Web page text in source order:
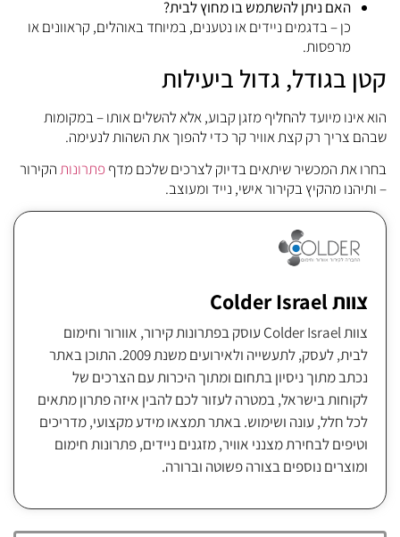
האם ניתןלהשתמשבומחוץלבית?
כן –בדגמים ניידיםאו נטענים,במיוחדבאוהלים,קראווניםאו
מרפסות.
קטן בגודל, גדול ביעילות
הואאינומיועד להחליףמזגןקבוע,אלאלהשליםאותו –במקומות
שבהם צריך רקקצתאווירקר כדי להפוךאתהשהותלנעימה.
בחרואתהמכשירשיתאיםבדיוק לצרכיםשלכםמדף פתרונותהקירור
–ותיהנומהקיץבקירוראישי, נייד ומעוצב.
צוות Colder Israel
צוות Colder Israel עוסק בפתרונות קירור, אוורור וחימום
לבית, לעסק, לתעשייה ולאירועים משנת 2009. התוכן באתר
נכתב מתוך ניסיון בתחום ומתוך היכרות עם הצרכים של
לקוחות בישראל, במטרה לעזור לכם להבין איזה פתרון מתאים
לכל חלל, עונה ושימוש. באתר תמצאו מידע מקצועי, מדריכים
וטיפים לבחירת מצנני אוויר, מזגנים ניידים, פתרונות חימום
ומוצרים נוספים בצורה פשוטה וברורה.